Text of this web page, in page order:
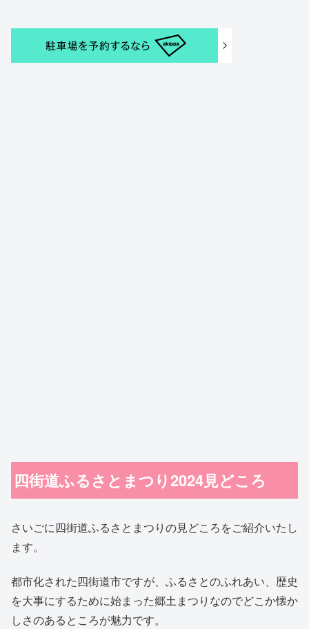
四街道ふるさとまつり2024見どころ
さいごに四街道ふるさとまつりの見どころをご紹介いたし
ます。
都市化された四街道市ですが、ふるさとのふれあい、歴史
を大事にするために始まった郷土まつりなのでどこか懐か
しさのあるところが魅力です。